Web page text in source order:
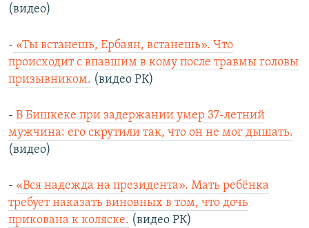
(видео)
- «Ты встанешь, Ербаян, встанешь». Что
происходит с впавшим в кому после травмы головы
призывником. (видео РК)
- В Бишкеке при задержании умер 37-летний
мужчина: его скрутили так, что он не мог дышать.
(видео)
- «Вся надежда на президента». Мать ребёнка
требует наказать виновных в том, что дочь
прикована к коляске. (видео РК)